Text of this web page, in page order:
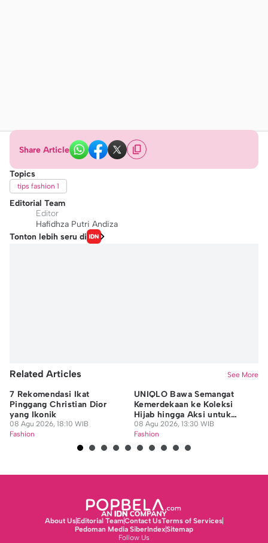
Share Article
Topics
tips fashion 1
Editorial Team
Editor
Hafidhza Putri Andiza
Tonton lebih seru di
Related Articles See More
7 Rekomendasi Ikat
Pinggang Christian Dior
yang Ikonik
08 Agu 2026, 18:10 WIB
Fashion
UNIQLO Bawa Semangat
Kemerdekaan ke Koleksi
Hijab hingga Aksi untuk
Guru Honorer
08 Agu 2026, 13:30 WIB
Fashion
About UsEditorial TeamContact UsTerms of Services
Pedoman Media SiberIndexSitemap
Follow Us